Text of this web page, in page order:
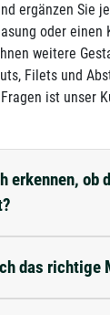
ergänzen Sie
oder einen
weitere
Filets und
ist unser
erkennen, ob
das richtige